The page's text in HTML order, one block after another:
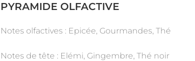
PYRAMIDE OLFACTIVE
Notes olfactives : Epicée, Gourmandes, Thé
Notes de tête : Elémi, Gingembre, Thé noir